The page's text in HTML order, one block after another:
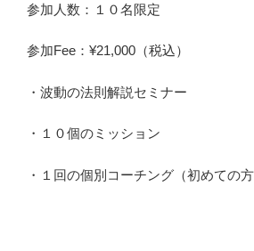
参加人数：１０名限定
参加Fee：¥21,000（税込）
・波動の法則解説セミナー
・１０個のミッション
・１回の個別コーチング（初めての方